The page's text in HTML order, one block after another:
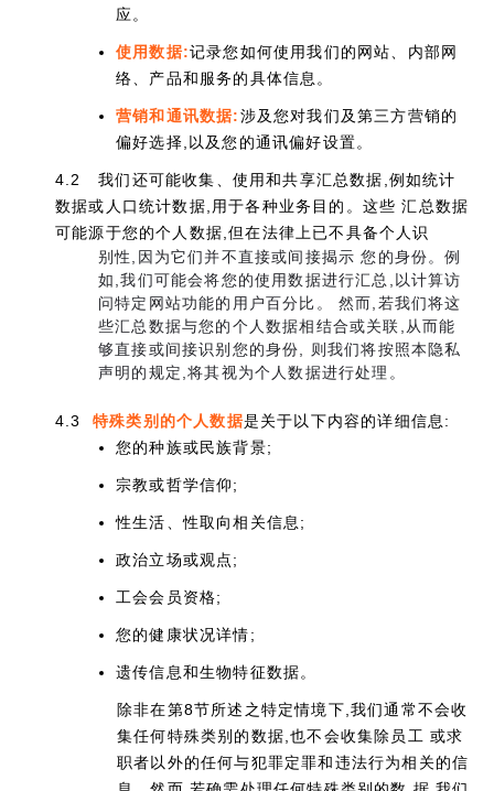
应。
使用数据:记录您如何使用我们的网站、内部网
络、产品和服务的具体信息。
营销和通讯数据:涉及您对我们及第三方营销的
偏好选择,以及您的通讯偏好设置。
4.2 我们还可能收集、使用和共享汇总数据,例如统计
数据或人口统计数据,用于各种业务目的。这些 汇总数据
可能源于您的个人数据,但在法律上已不具备个人识
别性,因为它们并不直接或间接揭示 您的身份。例
如,我们可能会将您的使用数据进行汇总,以计算访
问特定网站功能的用户百分比。 然而,若我们将这
些汇总数据与您的个人数据相结合或关联,从而能
够直接或间接识别您的身份, 则我们将按照本隐私
声明的规定,将其视为个人数据进行处理。
4.3 特殊类别的个人数据是关于以下内容的详细信息:
您的种族或民族背景;
宗教或哲学信仰;
性生活、性取向相关信息;
政治立场或观点;
工会会员资格;
您的健康状况详情;
遗传信息和生物特征数据。
除非在第8节所述之特定情境下,我们通常不会收
集任何特殊类别的数据,也不会收集除员工 或求
职者以外的任何与犯罪定罪和违法行为相关的信